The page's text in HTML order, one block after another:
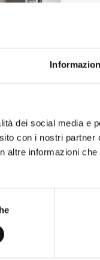
dei social media e
con i nostri partner
altre informazioni
pilota
4
DA LABORATORIO